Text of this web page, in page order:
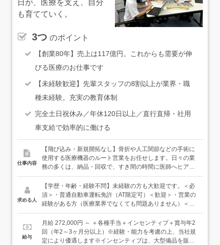
日が、医療を支え、自分
も育てていく。
3つ のポイント
【創業80年】売上は117億円。これからも需要が伸
びる医療のお仕事です
【未経験歓迎】先輩スタッフの8割以上が業界・職
種未経験。充実の教育体制
完全土日祝休み／年休120日以上／直行直帰・社用
車支給で効率的に働ける
仕事内容
【飛び込み・新規開拓なし】骨折や人工関節などの手術に
使用する医療機器のルート営業をお任せします。日々の業
務の多くは、納品・回収で、すき間の時間に医師へヒアリ
ングを行います。＜具体的には＞●定期訪問、ヒアリン
グ ・訪問や問い合わせで担当の病院、医師からの依頼内
容を把握 ・手術の内容や時期を医師と打ち合わせし、必
要な医療機器をヒアリング・提案●調達 ・手術に必要な
医療機器に間違いがないか、丁寧にチェック●納品 ・医
療機器を病院へ配送・納品●回収 ・手術終了後、翌日に
医療機器の回収●返却 ・病院から回収した医療機器をメ
求める人
【学歴・年齢・経験不問】未経験の方も大歓迎です。＜必
須＞・普通自動車運転免許（AT限定可）＜歓迎＞・営業の
経験がある方（医療業界でなくても問題ありません）＜こ
んな人に向いています＞・需要がなくならない業界で働き
たい方・コツコツ取り組むことが好きな方
給与
月給 272,000円 ～ ＋各種手当＋インセンティブ＋賞与年2
回（年2～3ヶ月分以上）※経験・能力を考慮の上、当社規
定により優遇します※インセンティブは、大型備品を販売